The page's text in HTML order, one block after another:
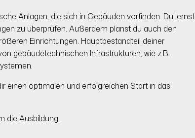
Anlagen, die sich in Gebäuden vorfinden. Du lernst
zu überprüfen. Außerdem planst du auch den
Einrichtungen. Hauptbestandteil deiner
gebäudetechnischen Infrastrukturen, wie z.B.
einen optimalen und erfolgreichen Start in das
die Ausbildung.